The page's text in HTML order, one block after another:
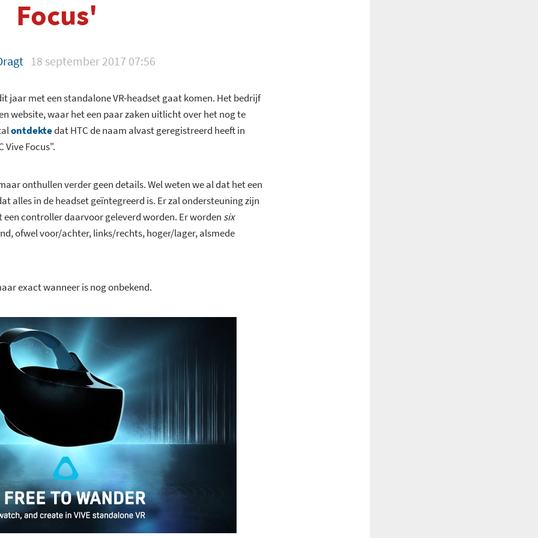
Focus'
18 september 2017 07:56
jaar met een standalone VR-headset gaat komen. Het bedrijf
website, waar het een paar zaken uitlicht over het nog te
ontdektedat HTC de naam alvast geregistreerd heeft in
Vive Focus".
onthullen verder geen details. Wel weten we al dat het een
alles in de headset geïntegreerd is. Er zal ondersteuning zijn
een controller daarvoor geleverd worden. Er worden six
ofwel voor/achter, links/rechts, hoger/lager, alsmede
exact wanneer is nog onbekend.